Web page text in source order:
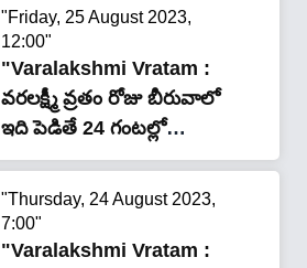
"Friday, 25 August 2023,
12:00"
"Varalakshmi Vratam :
వరలక్ష్మీ వ్రతం రోజు బీరువాలో
ఇది పెడితే 24 గంటల్లో
కోటీశ్వరులు అవుతారు ..!"
"Thursday, 24 August 2023,
7:00"
"Varalakshmi Vratam :